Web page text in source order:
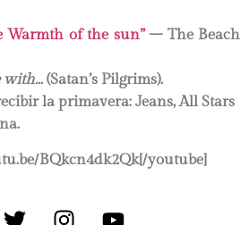
Warmth of the sun”– The Beach
with… (Satan’s Pilgrims).
la primavera: Jeans, All Stars
BQkcn4dk2Qk[/youtube]